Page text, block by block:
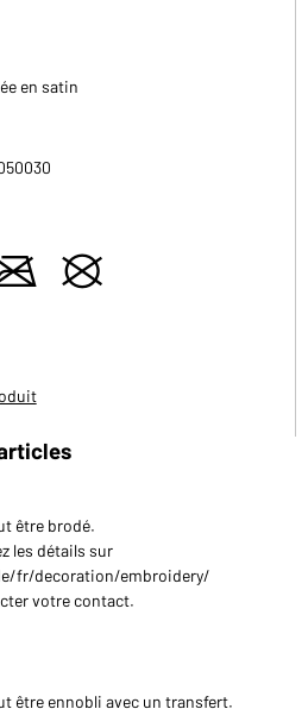
en satin
U
être brodé.
les détails sur
fr/decoration/embroidery/
votre contact.
être ennobli avec un transfert.